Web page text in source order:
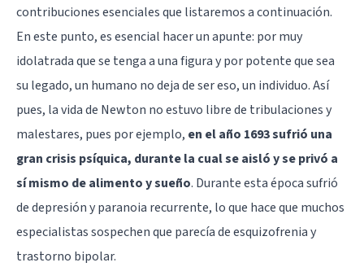
contribuciones esenciales que listaremos a continuación.
En este punto, es esencial hacer un apunte: por muy
idolatrada que se tenga a una figura y por potente que sea
su legado, un humano no deja de ser eso, un individuo. Así
pues, la vida de Newton no estuvo libre de tribulaciones y
malestares, pues por ejemplo, en el año 1693 sufrió una
gran crisis psíquica, durante la cual se aisló y se privó a
sí mismo de alimento y sueño. Durante esta época sufrió
de depresión y paranoia recurrente, lo que hace que muchos
especialistas sospechen que parecía deesquizofreniay
trastorno bipolar.